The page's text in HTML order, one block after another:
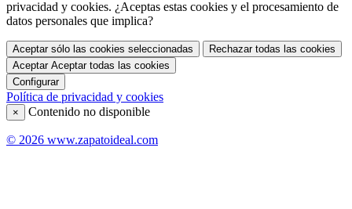
privacidad y cookies. ¿Aceptas estas cookies y el procesamiento de
datos personales que implica?
Aceptar sólo las cookies seleccionadas
Rechazar todas las cookies
Aceptar Aceptar todas las cookies
Configurar
Política de privacidad y cookies
× Contenido no disponible
© 2026 www.zapatoideal.com